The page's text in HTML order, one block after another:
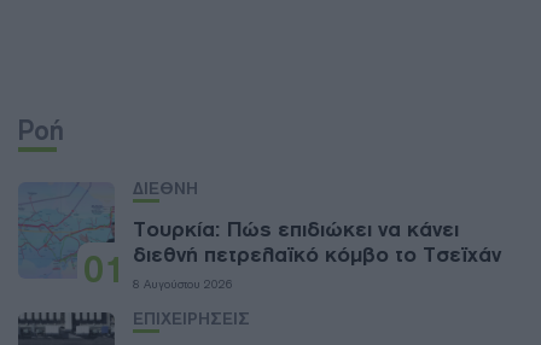
Ροή
01
ΔΙΕΘΝΗ
Τουρκία: Πώς επιδιώκει να κάνει
διεθνή πετρελαϊκό κόμβο το Τσεϊχάν
8 Αυγούστου 2026
ΕΠΙΧΕΙΡΗΣΕΙΣ